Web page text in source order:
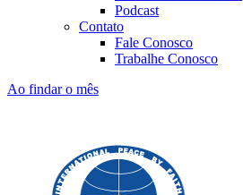
Podcast
Contato
Fale Conosco
Trabalhe Conosco
Ao findar o mês